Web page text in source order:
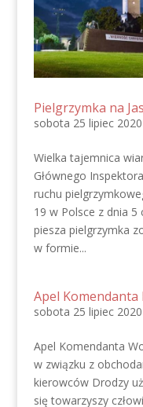
Pielgrzymka na
sobota 25 lipiec 2020
Wielka tajemnica
Głównego
ruchu
19 w Polsce z dnia
piesza pielgrzymka
w formie...
Apel Komendanta
sobota 25 lipiec 2020
Apel Komendanta
w związku z
kierowców Drodzy
się towarzyszy